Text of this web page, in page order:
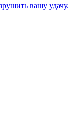
вашу удачу.